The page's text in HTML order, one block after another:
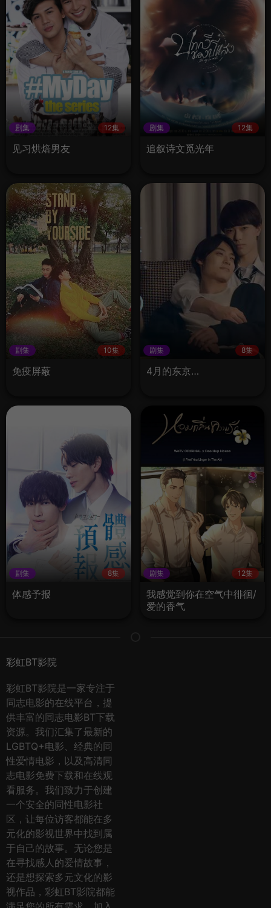
剧集 12集
见习烘焙男友
剧集 12集
追叙诗文觅光年
剧集 10集
免疫屏蔽
剧集 8集
4月的东京…
剧集 8集
体感予报
剧集 12集
我感觉到你在空气中徘徊/
爱的香气
彩虹BT影院
彩虹BT影院是一家专注于
同志电影的在线平台，提
供丰富的同志电影BT下载
资源。我们汇集了最新的
LGBTQ+电影、经典的同
性爱情电影，以及高清同
志电影免费下载和在线观
看服务。我们致力于创建
一个安全的同性电影社
区，让每位访客都能在多
元化的影视世界中找到属
于自己的故事。无论您是
在寻找感人的爱情故事，
还是想探索多元文化的影
视作品，彩虹BT影院都能